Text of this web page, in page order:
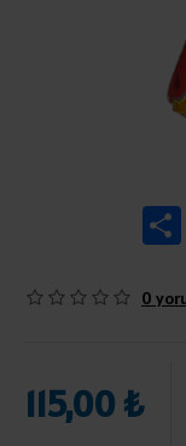
0
115,00 ₺